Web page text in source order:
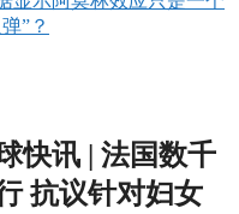
”？
快讯 | 法国数千
抗议针对妇女